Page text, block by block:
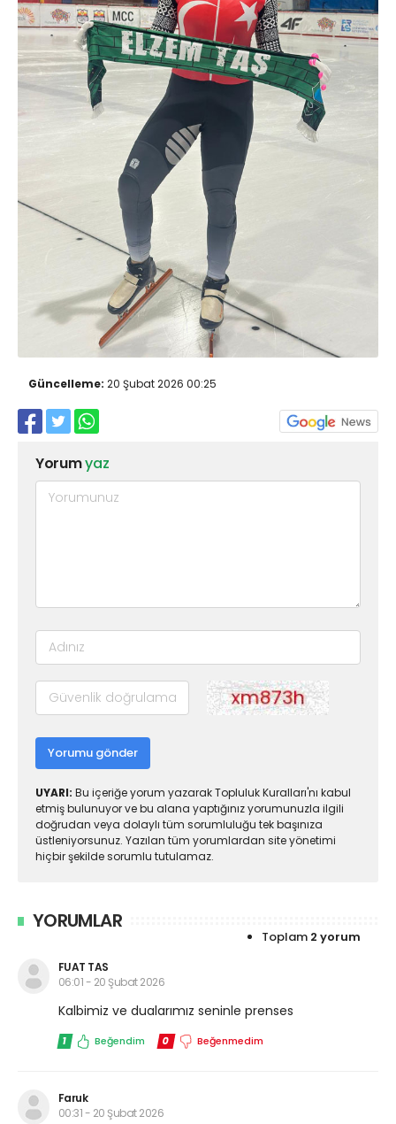
Güncelleme: 20 Şubat 2026 00:25
Yorumyaz
Yorumu gönder
UYARI: Bu içeriğe yorum yazarak Topluluk Kuralları'nı kabul
etmiş bulunuyor ve bu alana yaptığınız yorumunuzla ilgili
doğrudan veya dolaylı tüm sorumluluğu tek başınıza
üstleniyorsunuz. Yazılan tüm yorumlardan site yönetimi
hiçbir şekilde sorumlu tutulamaz.
YORUMLAR
Toplam 2 yorum
FUAT TAS
06:01 - 20 Şubat 2026
Kalbimiz ve dualarımız seninle prenses
1 Beğendim 0 Beğenmedim
Faruk
00:31 - 20 Şubat 2026